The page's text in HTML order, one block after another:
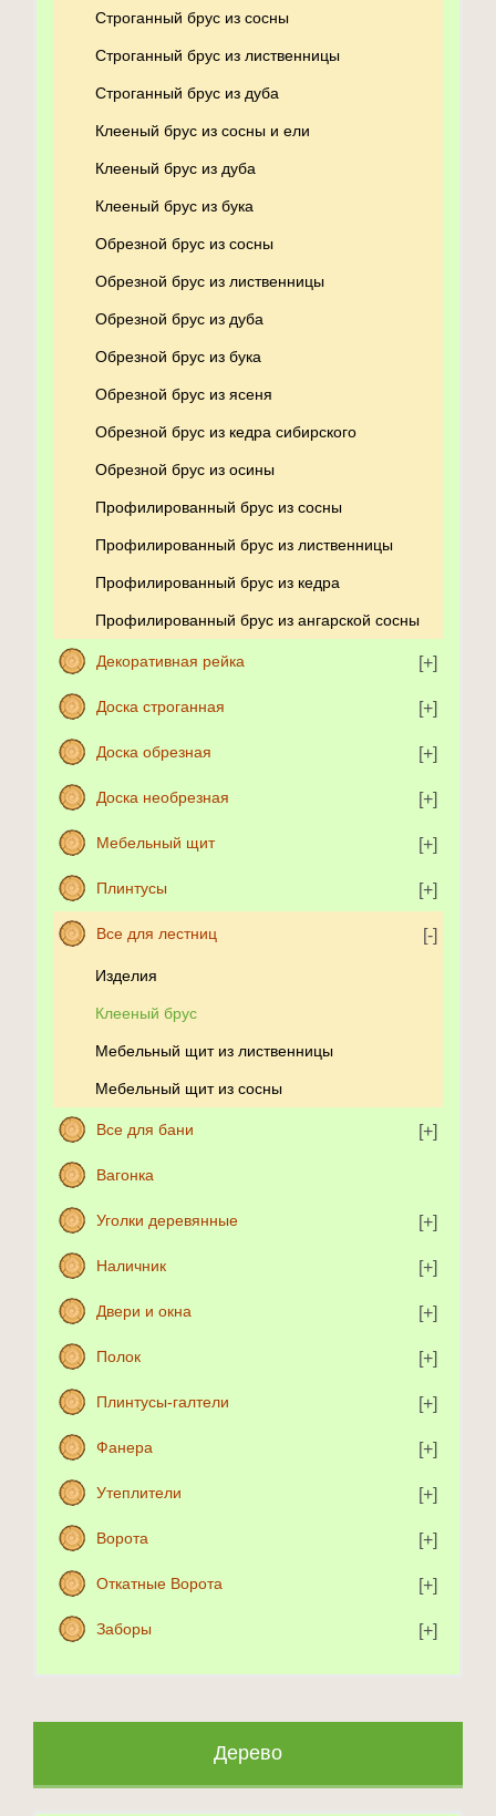
Строганный брус из сосны
Строганный брус из лиственницы
Строганный брус из дуба
Клееный брус из сосны и ели
Клееный брус из дуба
Клееный брус из бука
Обрезной брус из сосны
Обрезной брус из лиственницы
Обрезной брус из дуба
Обрезной брус из бука
Обрезной брус из ясеня
Обрезной брус из кедра сибирского
Обрезной брус из осины
Профилированный брус из сосны
Профилированный брус из лиственницы
Профилированный брус из кедра
Профилированный брус из ангарской сосны
Декоративная рейка
Доска строганная
Доска обрезная
Доска необрезная
Мебельный щит
Плинтусы
Все для лестниц
Изделия
Клееный брус
Мебельный щит из лиственницы
Мебельный щит из сосны
Все для бани
Вагонка
Уголки деревянные
Наличник
Двери и окна
Полок
Плинтусы-галтели
Фанера
Утеплители
Ворота
Откатные Ворота
Заборы
Дерево